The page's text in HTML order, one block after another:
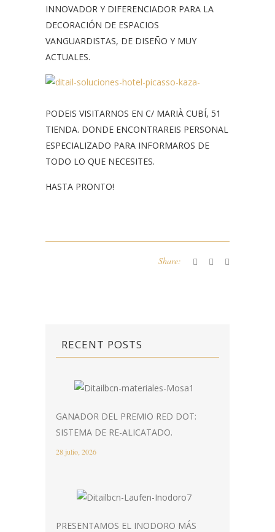
INNOVADOR Y DIFERENCIADOR PARA LA
DECORACIÓN DE ESPACIOS
VANGUARDISTAS, DE DISEÑO Y MUY
ACTUALES.
PODEIS VISITARNOS EN C/ MARIÀ CUBÍ, 51
TIENDA. DONDE ENCONTRAREIS PERSONAL
ESPECIALIZADO PARA INFORMAROS DE
TODO LO QUE NECESITES.
HASTA PRONTO!
Share:
RECENT POSTS
GANADOR DEL PREMIO RED DOT:
SISTEMA DE RE-ALICATADO.
28 julio, 2026
PRESENTAMOS EL INODORO MÁS